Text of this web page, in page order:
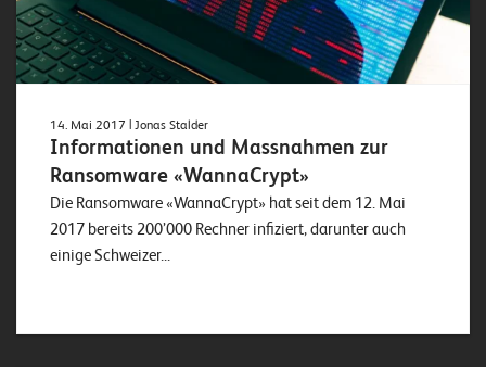
14. Mai 2017 | Jonas Stalder
Informationen und Massnahmen zur
Ransomware «WannaCrypt»
Die Ransomware «WannaCrypt» hat seit dem 12. Mai
2017 bereits 200’000 Rechner infiziert, darunter auch
einige Schweizer...